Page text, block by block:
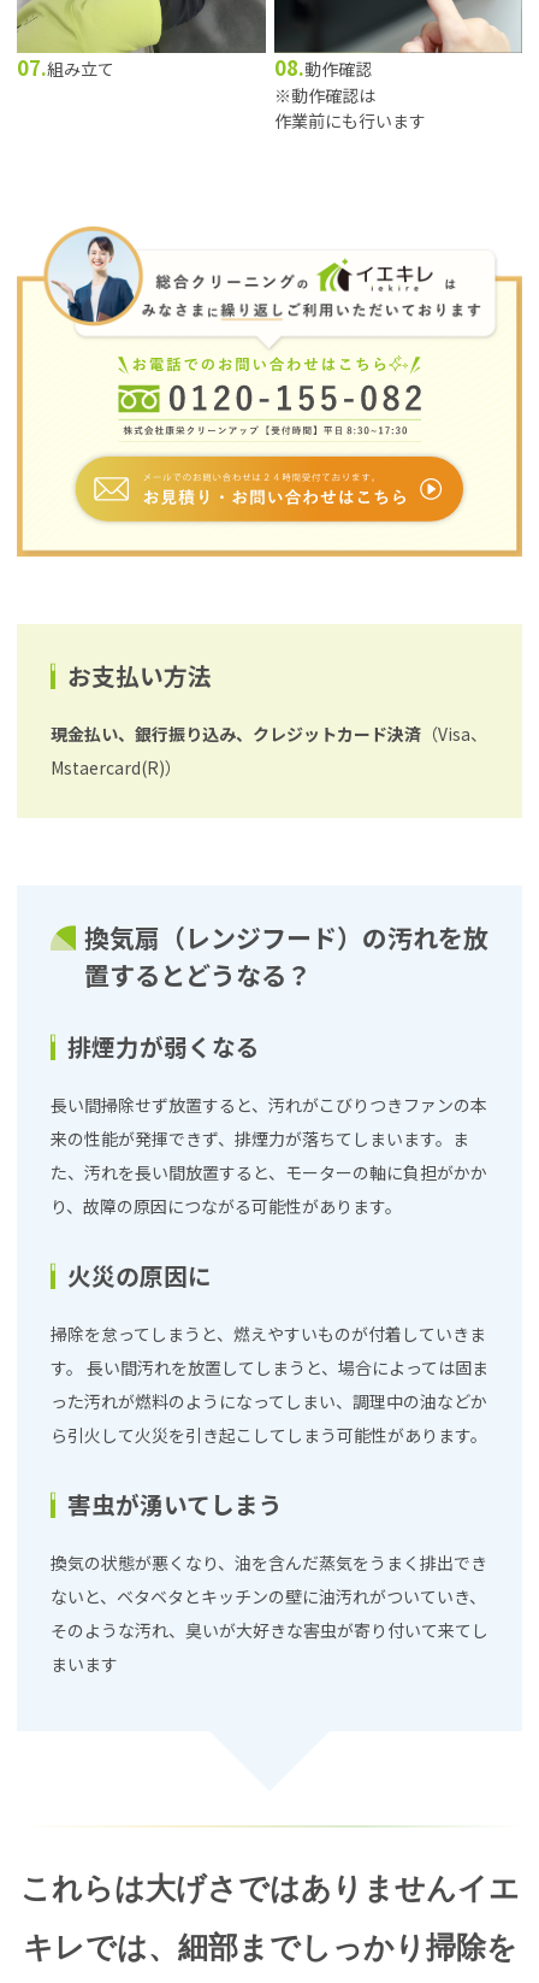
07.組み立て 08.動作確認
※動作確認は
作業前にも行います
お支払い方法
現金払い、銀行振り込み、クレジットカード決済 （Visa、
Mstaercard(R)）
換気扇（レンジフード）の汚れを放
置するとどうなる？
排煙力が弱くなる
長い間掃除せず放置すると、汚れがこびりつきファンの本
来の性能が発揮できず、排煙力が落ちてしまいます。ま
た、汚れを長い間放置すると、モーターの軸に負担がかか
り、故障の原因につながる可能性があります。
火災の原因に
掃除を怠ってしまうと、燃えやすいものが付着していきま
す。 長い間汚れを放置してしまうと、場合によっては固ま
った汚れが燃料のようになってしまい、調理中の油などか
ら引火して火災を引き起こしてしまう可能性があります。
害虫が湧いてしまう
換気の状態が悪くなり、油を含んだ蒸気をうまく排出でき
ないと、ベタベタとキッチンの壁に油汚れがついていき、
そのような汚れ、臭いが大好きな害虫が寄り付いて来てし
まいます
これらは大げさではありませんイエ
キレでは、細部までしっかり掃除を